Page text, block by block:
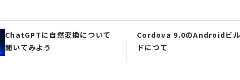
ChatGPTに自然変換について
聞いてみよう
Cordova 9.0のAndroidビ
ドにつて